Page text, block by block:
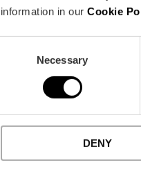
information in our Cookie
Necessary
DENY